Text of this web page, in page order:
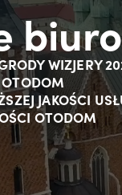
WIZJERY
JAKOŚCI
OTODOM